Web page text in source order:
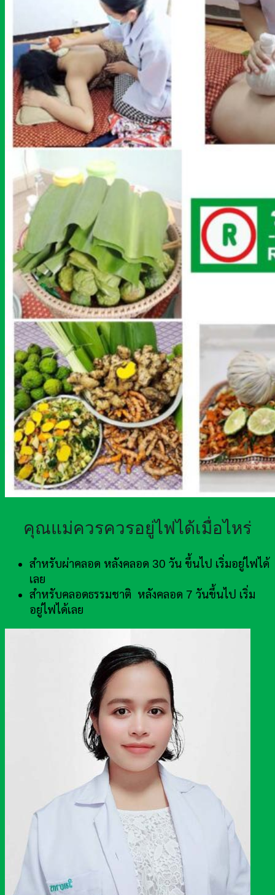
คุณแม่ควรควรอยู่ไฟได้เมื่อไหร่
สำหรับผ่าคลอด หลังคลอด 30 วัน ขึ้นไป เริ่มอยู่ไฟได้
เลย
สำหรับคลอดธรรมชาติ หลังคลอด 7 วันขึ้นไป เริ่ม
อยู่ไฟได้เลย